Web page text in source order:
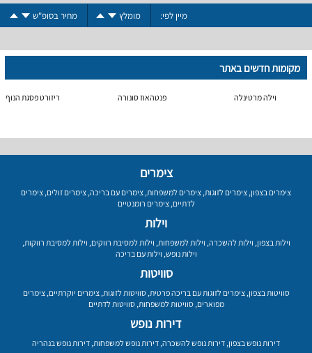
מיין לפי: מומלץ מחיר בסופ"ש
מקומות חדשים באתר
וילה מרטינלה פנטהאוז סונורה ריזורט פסגת הנוף
צימרים
צימרים בצפון, צימרים לזוגות, צימרים למשפחות, צימרים עם בריכה, צימרים זולים, צימרים
לדתיים,צימרים רומנטיים
וילות
וילות בצפון, וילות להשכרה, וילות למשפחות, וילות למסיבת רווקים, וילות למסיבת רווקות,
וילות נופש, וילות עם בריכה
סוויטות
סוויטות בצפון,צימרים לזוגות עם בריכה פרטית,סוויטות לזוגות,צימרים יוקרתיים,צימרים
מפוארים,סוויטות למשפחות,סוויטות לדתיים
דירות נופש
דירות נופש בצפון, דירות נופש להשכרה, דירות נופש למשפחות, דירות נופש בנהריה